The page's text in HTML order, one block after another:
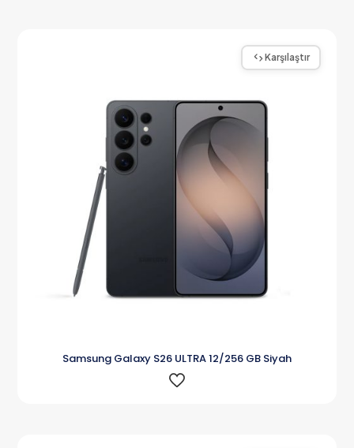
Karşılaştır
Samsung Galaxy S26 ULTRA 12/256 GB Siyah